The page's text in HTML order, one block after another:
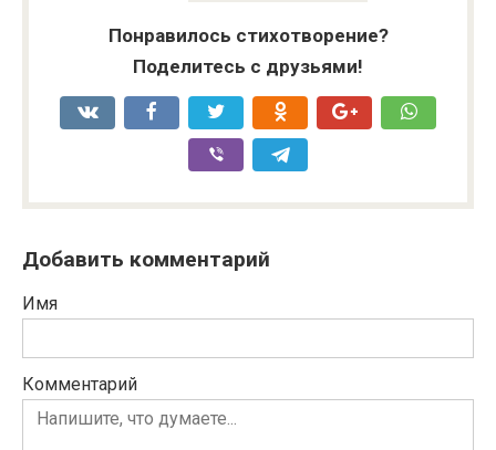
Понравилось стихотворение?
Поделитесь с друзьями!
Добавить комментарий
Имя
Комментарий